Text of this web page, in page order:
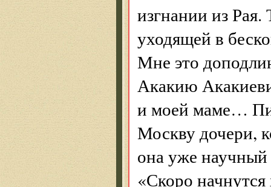
изгнании из Рая.
уходящей в
Мне это
Акакию
и моей маме…
Москву дочери,
она уже научный
«Скоро